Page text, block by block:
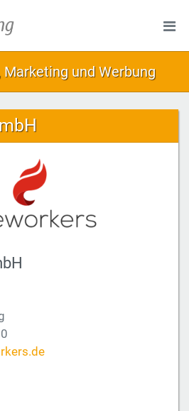
und Werbung